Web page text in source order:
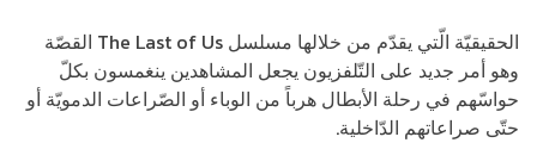
الحقيقيّة الّتي يقدّم من خلالها مسلسل The Last of Us القصّة
وهو أمر جديد على التّلفزيون يجعل المشاهدين ينغمسون بكلّ
حواسّهم في رحلة الأبطال هرباً من الوباء أو الصّراعات الدمويّة أو
حتّى صراعاتهم الدّاخلية.